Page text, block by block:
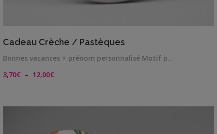
Cadeau Crèche / Pastèques
Bonnes vacances + prénom personnalisé Motif p…
3,70€ – 12,00€